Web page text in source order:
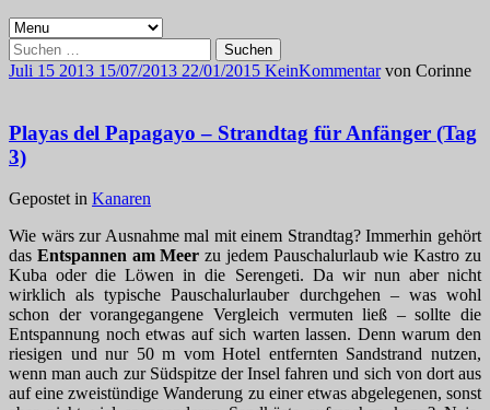
Suchen
nach:
Juli 15 2013 15/07/2013 22/01/2015 KeinKommentar von Corinne
Playas del Papagayo – Strandtag für Anfänger (Tag
3)
Gepostet in Kanaren
Wie wärs zur Ausnahme mal mit einem Strandtag? Immerhin gehört
das Entspannen am Meer zu jedem Pauschalurlaub wie Kastro zu
Kuba oder die Löwen in die Serengeti. Da wir nun aber nicht
wirklich als typische Pauschalurlauber durchgehen – was wohl
schon der vorangegangene Vergleich vermuten ließ – sollte die
Entspannung noch etwas auf sich warten lassen. Denn warum den
riesigen und nur 50 m vom Hotel entfernten Sandstrand nutzen,
wenn man auch zur Südspitze der Insel fahren und sich von dort aus
auf eine zweistündige Wanderung zu einer etwas abgelegenen, sonst